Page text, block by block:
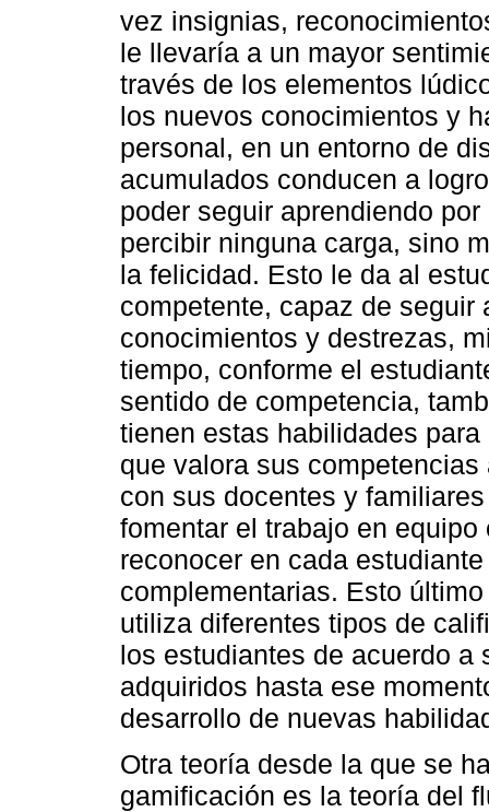
vez insignias,
le llevaría a un mayor
través de los elementos
los nuevos conocimientos y
personal, en un entorno de
acumulados conducen a
poder seguir aprendiendo
percibir ninguna carga, sino
la felicidad. Esto le da al
competente, capaz de
conocimientos y destrezas,
tiempo, conforme el
sentido de competencia,
tienen estas habilidades
que valora sus
con sus docentes y
fomentar el trabajo en
reconocer en cada
complementarias. Esto
utiliza diferentes tipos de
los estudiantes de acuerdo a
adquiridos hasta ese
desarrollo de nuevas
Otra teoría desde la que se
gamificación es la teoría del